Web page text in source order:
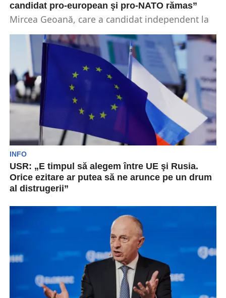
candidat pro-european şi pro-NATO rămas”
Mircea Geoană, care a candidat independent la
INFO
USR: „E timpul să alegem între UE şi Rusia.
Orice ezitare ar putea să ne arunce pe un drum
al distrugerii”
le-a cerut liderilor politici din judeţ să se ralieze